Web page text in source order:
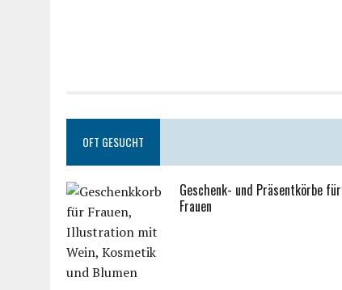
OFT GESUCHT
Geschenk- und Präsentkörbe für
Frauen